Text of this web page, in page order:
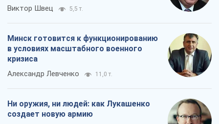
Виктор Швец 5,5 т.
Минск готовится к функционированию
в условиях масштабного военного
кризиса
Александр Левченко 11,0 т.
Ни оружия, ни людей: как Лукашенко
создает новую армию